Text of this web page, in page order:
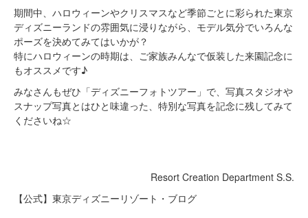
期間中、ハロウィーンやクリスマスなど季節ごとに彩られた東京
ディズニーランドの雰囲気に浸りながら、モデル気分でいろんな
ポーズを決めてみてはいかが？
特にハロウィーンの時期は、ご家族みんなで仮装した来園記念に
もオススメです♪
みなさんもぜひ「ディズニーフォトツアー」で、写真スタジオや
スナップ写真とはひと味違った、特別な写真を記念に残してみて
くださいね☆
Resort Creation Department S.S.
【公式】東京ディズニーリゾート・ブログ